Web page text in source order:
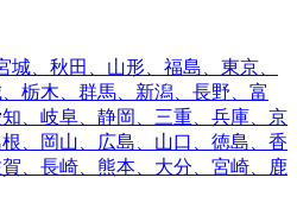
、秋田、山形、福島、東京、
栃木、群馬、新潟、長野、富
、岐阜、静岡、三重、兵庫、京
、岡山、広島、山口、徳島、香
、長崎、熊本、大分、宮崎、鹿